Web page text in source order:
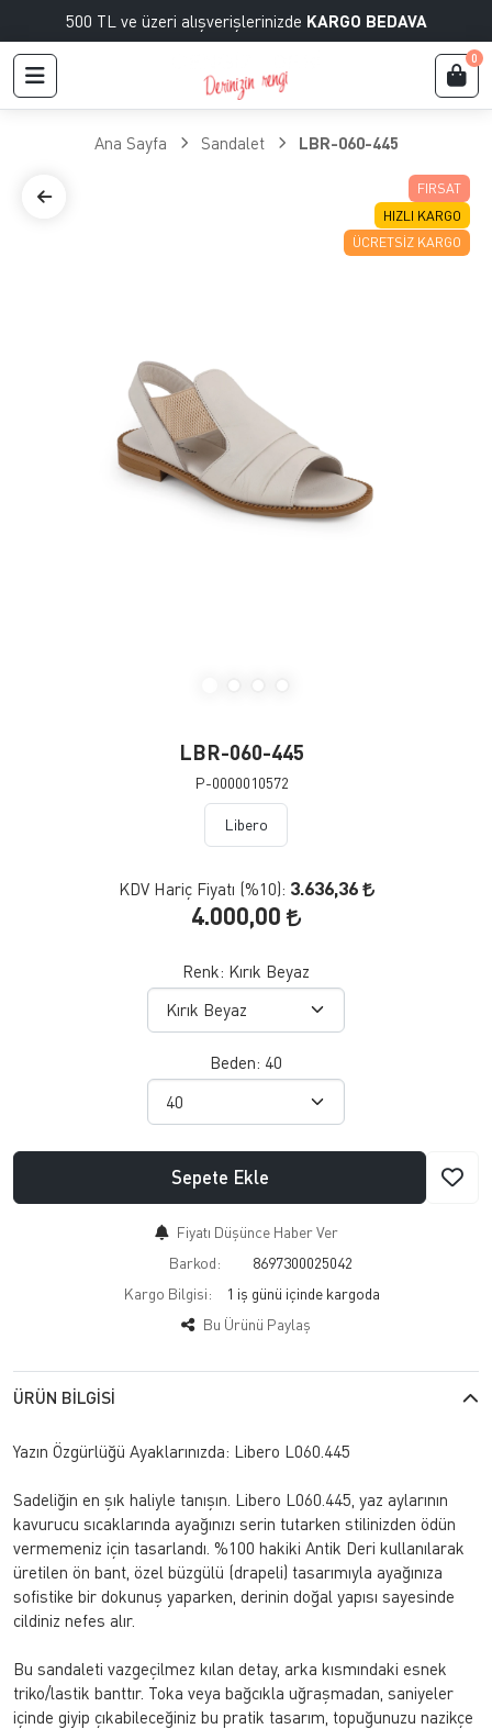
500 TL ve üzeri alışverişlerinizde KARGO BEDAVA
0
Ana Sayfa Sandalet LBR-060-445
FIRSAT
HIZLI KARGO
ÜCRETSIZ KARGO
LBR-060-445
P-0000010572
Libero
KDV Hariç Fiyatı (%10): 3.636,36
4.000,00
Renk: Kırık Beyaz
Beden: 40
Sepete Ekle
Fiyatı Düşünce Haber Ver
Barkod:
8697300025042
Kargo Bilgisi:
1 iş günü içinde kargoda
Bu Ürünü Paylaş
ÜRÜN BILGISI
Yazın Özgürlüğü Ayaklarınızda: Libero L060.445
Sadeliğin en şık haliyle tanışın. Libero L060.445, yaz aylarının
kavurucu sıcaklarında ayağınızı serin tutarken stilinizden ödün
vermemeniz için tasarlandı. %100 hakiki Antik Deri kullanılarak
üretilen ön bant, özel büzgülü (drapeli) tasarımıyla ayağınıza
sofistike bir dokunuş yaparken, derinin doğal yapısı sayesinde
cildiniz nefes alır.
Bu sandaleti vazgeçilmez kılan detay, arka kısmındaki esnek
triko/lastik banttır. Toka veya bağcıkla uğraşmadan, saniyeler
içinde giyip çıkabileceğiniz bu pratik tasarım, topuğunuzu nazikçe